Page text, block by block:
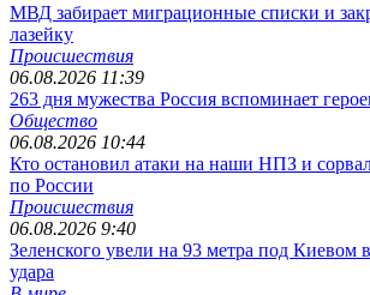
МВД забирает миграционные списки и
лазейку
Происшествия
06.08.2026 11:39
263 дня мужества Россия вспоминает
Общество
06.08.2026 10:44
Кто остановил атаки на наши НПЗ и
по России
Происшествия
06.08.2026 9:40
Зеленского увели на 93 метра под Киевом
удара